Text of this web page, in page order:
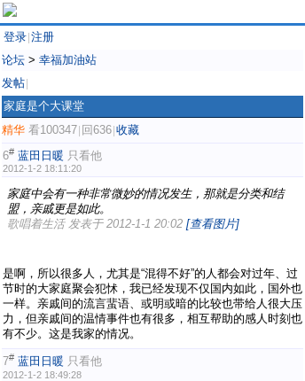
登录 注册
论坛 > 幸福加油站
发帖
家庭是个大课堂
精华 看100347 回636 收藏
6# 蓝田日暖 只看他
2012-1-2 18:11:20
家庭中会有一种非常微妙的情况发生，那就是分类和结
盟，亲戚更是如此。
歌唱着生活 发表于 2012-1-1 20:02 [查看图片]
是啊，所以很多人，尤其是“混得不好”的人都会对过年、过
节时的大家庭聚会犯怵，我已经发现不仅国内如此，国外也
一样。亲戚间的流言蜚语、或明或暗的比较也带给人很大压
力，但亲戚间的温情事件也有很多，相互帮助的感人时刻也
有不少。这是我家的情况。
7# 蓝田日暖 只看他
2012-1-2 18:49:28